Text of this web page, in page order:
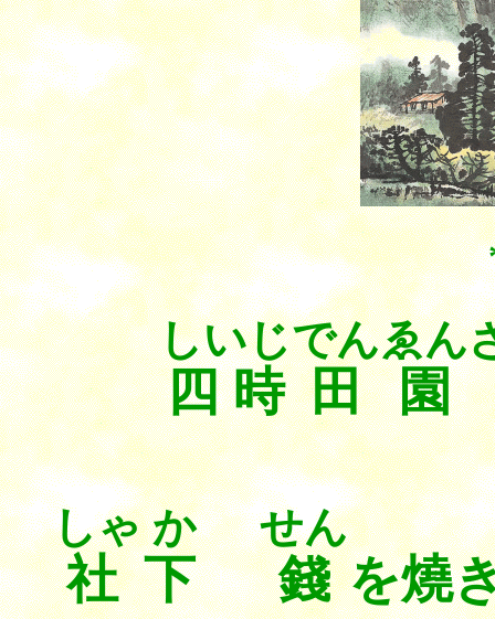
四時
しいじ
田園
でんゑん
社下
しゃ か
錢
せん
を